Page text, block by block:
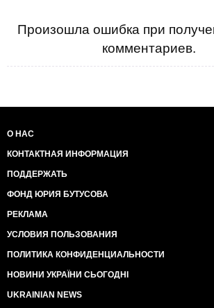
Произошла ошибка при
комментариев.
О НАС
КОНТАКТНАЯ ИНФОРМАЦИЯ
ПОДДЕРЖАТЬ
ФОНД ЮРИЯ БУТУСОВА
РЕКЛАМА
УСЛОВИЯ ПОЛЬЗОВАНИЯ
ПОЛИТИКА КОНФИДЕНЦИАЛЬНОСТИ
НОВИНИ УКРАЇНИ СЬОГОДНІ
UKRAINIAN NEWS